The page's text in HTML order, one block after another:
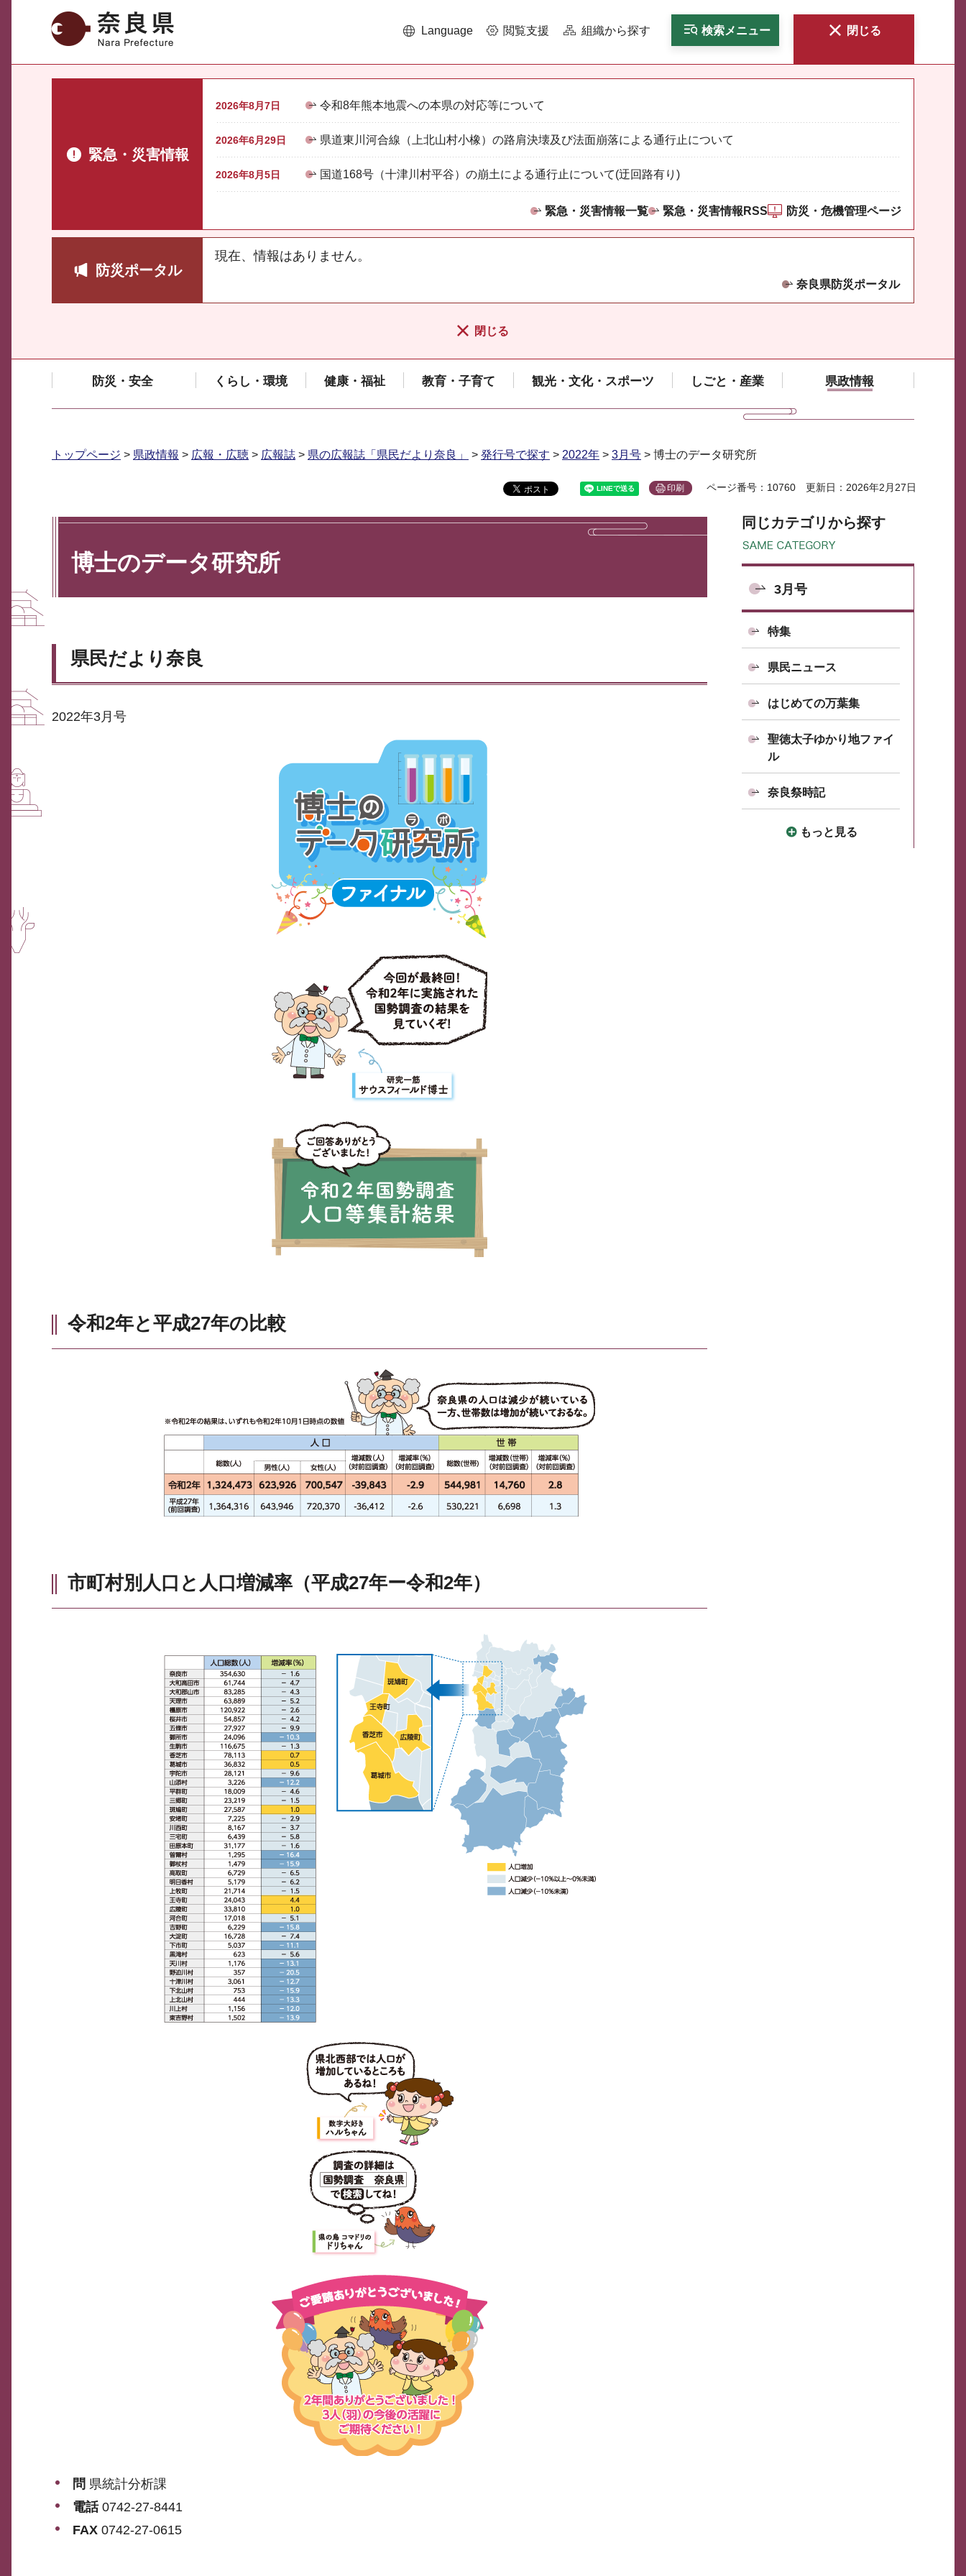
奈良県 Language 閲覧支援 組織から探す 検索メニュー 閉じる
緊急・災害情報
2026年8月7日 令和8年熊本地震への本県の対応等について
2026年6月29日 県道東川河合線（上北山村小橡）の路肩決壊及び法面崩落による通行止について
2026年8月5日 国道168号（十津川村平谷）の崩土による通行止について(迂回路有り)
緊急・災害情報一覧 緊急・災害情報RSS 防災・危機管理ページ
防災ポータル
現在、情報はありません。
奈良県防災ポータル
閉じる
防災・安全 くらし・環境 健康・福祉 教育・子育て 観光・文化・スポーツ しごと・産業 県政情報
トップページ > 県政情報 > 広報・広聴 > 広報誌 > 県の広報誌「県民だより奈良」 > 発行号で探す > 2022年 > 3月号 > 博士のデータ研究所
印刷 ページ番号：10760 更新日：2026年2月27日
博士のデータ研究所
県民だより奈良
2022年3月号
令和2年と平成27年の比較
市町村別人口と人口増減率（平成27年ー令和2年）
問 県統計分析課
電話0742-27-8441
FAX0742-27-0615
同じカテゴリから探す
3月号
特集
県民ニュース
はじめての万葉集
聖徳太子ゆかり地ファイ
ル
奈良祭時記
もっと見る